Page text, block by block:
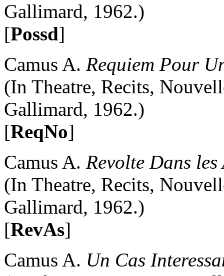
Gallimard, 1962.)
[Possd]
Camus A. Requiem Pour
(In Theatre, Recits,
Gallimard, 1962.)
[ReqNo]
Camus A. Revolte Dans les
(In Theatre, Recits,
Gallimard, 1962.)
[RevAs]
Camus A. Un Cas